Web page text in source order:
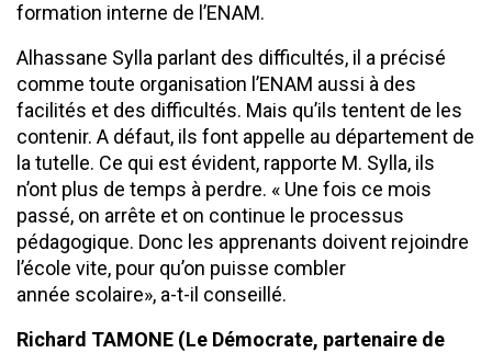
formation interne de l’ENAM.
Alhassane Sylla parlant des difficultés, il a précisé
comme toute organisation l’ENAM aussi à des
facilités et des difficultés. Mais qu’ils tentent de les
contenir. A défaut, ils font appelle au département de
la tutelle. Ce qui est évident, rapporte M. Sylla, ils
n’ont plus de temps à perdre. « Une fois ce mois
passé, on arrête et on continue le processus
pédagogique. Donc les apprenants doivent rejoindre
l’école vite, pour qu’on puisse combler
année scolaire», a-t-il conseillé.
Richard TAMONE (Le Démocrate, partenaire de